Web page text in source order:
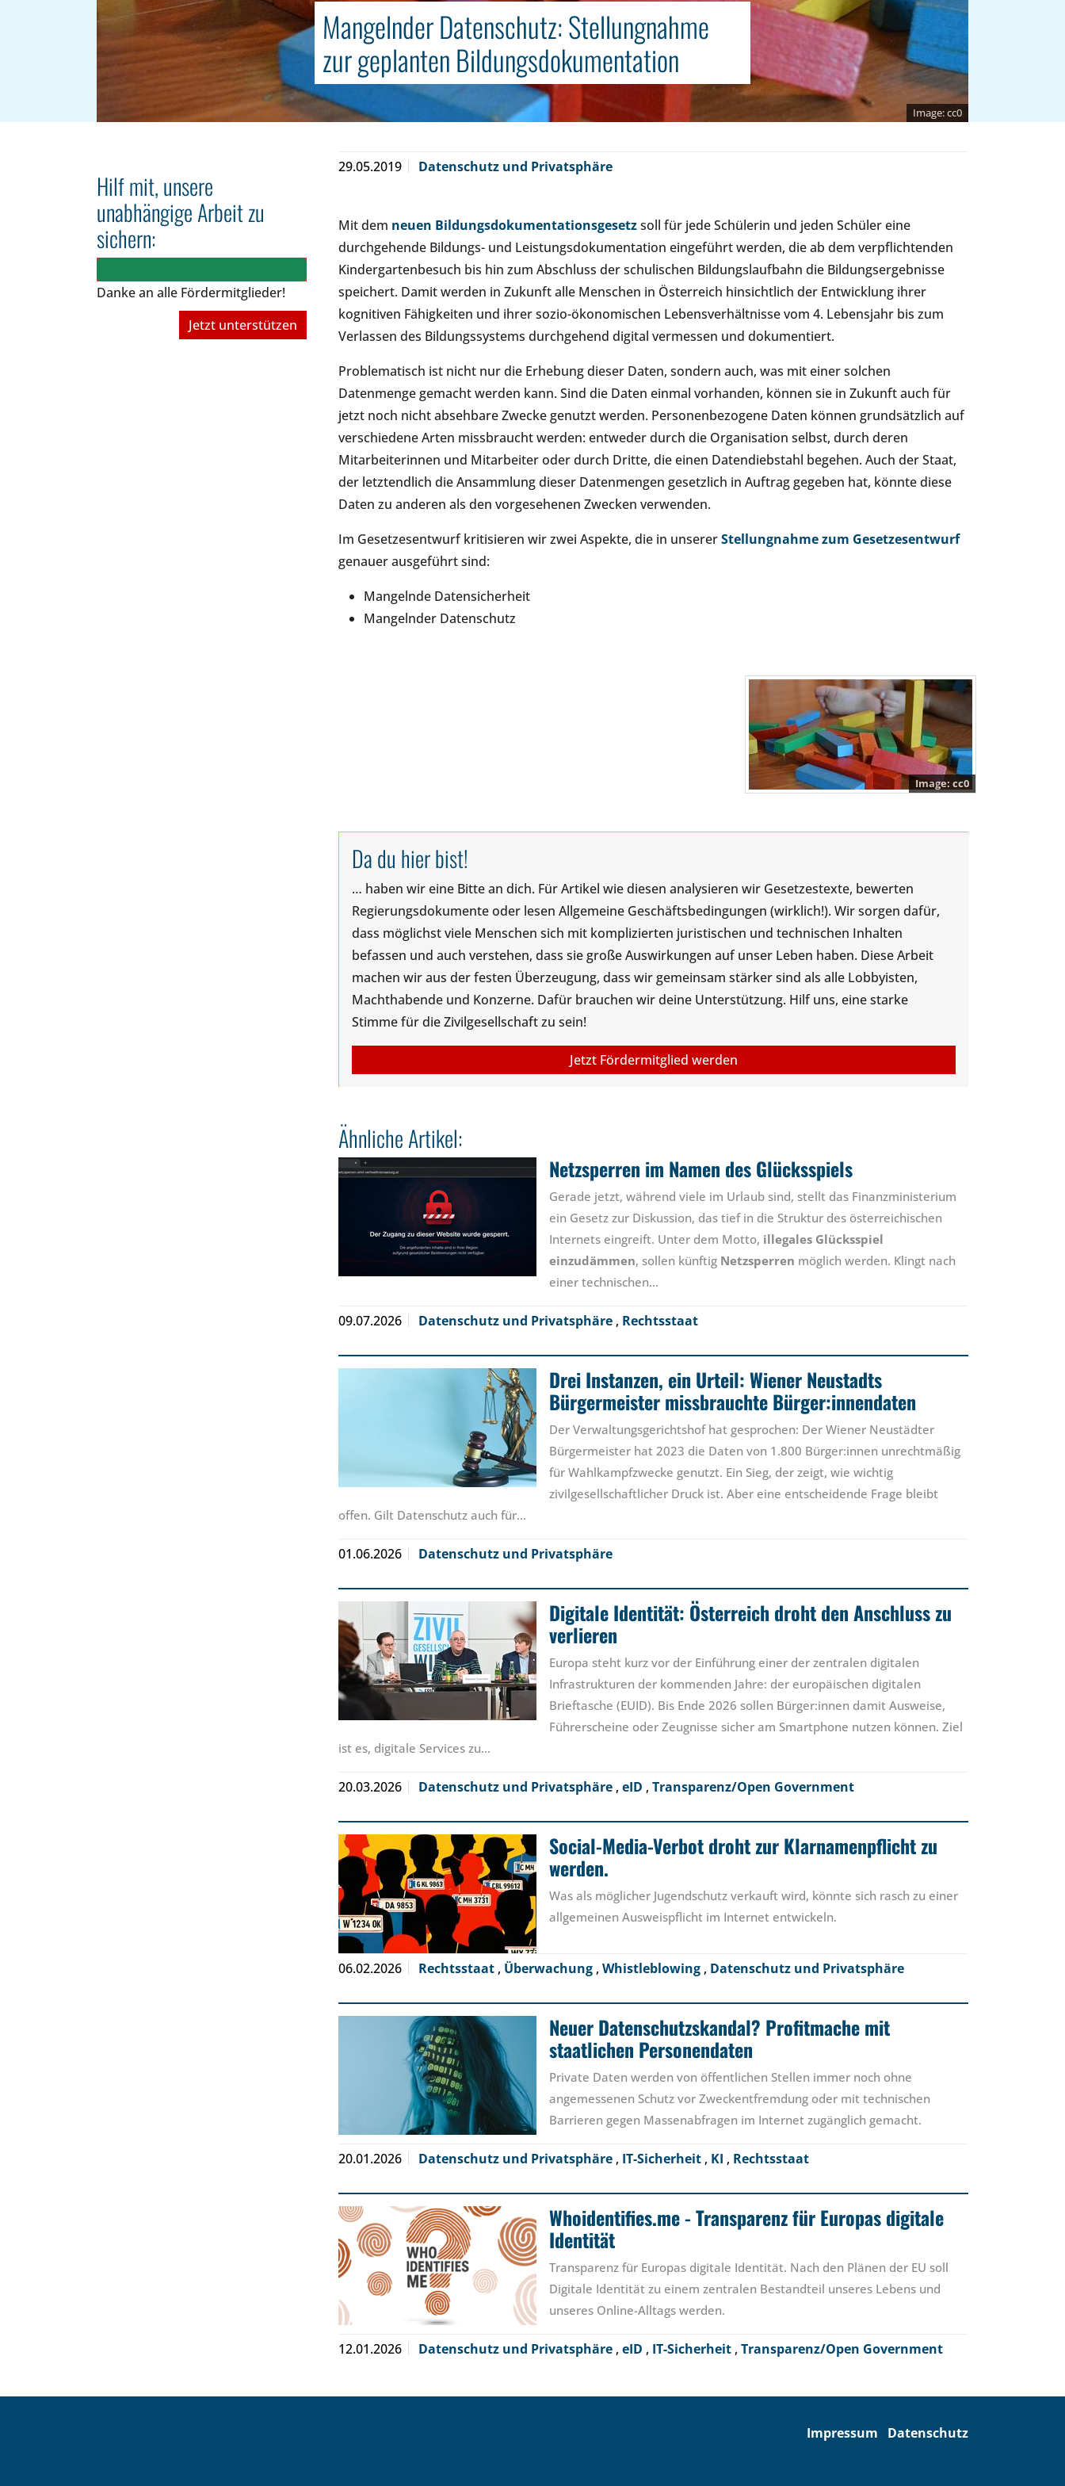
cc0
Mangelnder Datenschutz: Stellungnahme
zur geplanten Bildungsdokumentation
Hilf mit, unsere
unabhängige Arbeit zu
sichern:
Danke an alle Fördermitglieder!
Jetzt unterstützen
29.05.2019 Datenschutz und Privatsphäre
Mit dem neuen Bildungsdokumentationsgesetzsoll für jede Schülerin und jeden Schüler eine
durchgehende Bildungs- und Leistungsdokumentation eingeführt werden, die ab dem verpflichtenden
Kindergartenbesuch bis hin zum Abschluss der schulischen Bildungslaufbahn die Bildungsergebnisse
speichert. Damit werden in Zukunft alle Menschen in Österreich hinsichtlich der Entwicklung ihrer
kognitiven Fähigkeiten und ihrer sozio-ökonomischen Lebensverhältnisse vom 4. Lebensjahr bis zum
Verlassen des Bildungssystems durchgehend digital vermessen und dokumentiert.
Problematisch ist nicht nur die Erhebung dieser Daten, sondern auch, was mit einer solchen
Datenmenge gemacht werden kann. Sind die Daten einmal vorhanden, können sie in Zukunft auch für
jetzt noch nicht absehbare Zwecke genutzt werden. Personenbezogene Daten können grundsätzlich auf
verschiedene Arten missbraucht werden: entweder durch die Organisation selbst, durch deren
Mitarbeiterinnen und Mitarbeiter oder durch Dritte, die einen Datendiebstahl begehen. Auch der Staat,
der letztendlich die Ansammlung dieser Datenmengen gesetzlich in Auftrag gegeben hat, könnte diese
Daten zu anderen als den vorgesehenen Zwecken verwenden.
Im Gesetzesentwurf kritisieren wir zwei Aspekte, die in unsererStellungnahme zum Gesetzesentwurf
genauer ausgeführt sind:
Mangelnde Datensicherheit
Mangelnder Datenschutz
cc0
Da du hier bist!
… haben wir eine Bitte an dich. Für Artikel wie diesen analysieren wir Gesetzestexte, bewerten
Regierungsdokumente oder lesen Allgemeine Geschäftsbedingungen (wirklich!). Wir sorgen dafür,
dass möglichst viele Menschen sich mit komplizierten juristischen und technischen Inhalten
befassen und auch verstehen, dass sie große Auswirkungen auf unser Leben haben. Diese Arbeit
machen wir aus der festen Überzeugung, dass wir gemeinsam stärker sind als alle Lobbyisten,
Machthabende und Konzerne. Dafür brauchen wir deine Unterstützung. Hilf uns, eine starke
Stimme für die Zivilgesellschaft zu sein!
Jetzt Fördermitglied werden
Ähnliche Artikel:
Netzsperren im Namen des Glücksspiels
Gerade jetzt, während viele im Urlaub sind, stellt das Finanzministerium
ein Gesetz zur Diskussion, das tief in die Struktur des österreichischen
Internets eingreift. Unter dem Motto, illegales Glücksspiel
einzudämmen, sollen künftig Netzsperren möglich werden. Klingt nach
einer technischen…
09.07.2026 Datenschutz und Privatsphäre , Rechtsstaat
Drei Instanzen, ein Urteil: Wiener Neustadts
Bürgermeister missbrauchte Bürger:innendaten
Der Verwaltungsgerichtshof hat gesprochen: Der Wiener Neustädter
Bürgermeister hat 2023 die Daten von 1.800 Bürger:innen unrechtmäßig
für Wahlkampfzwecke genutzt. Ein Sieg, der zeigt, wie wichtig
zivilgesellschaftlicher Druck ist. Aber eine entscheidende Frage bleibt
offen. Gilt Datenschutz auch für…
01.06.2026 Datenschutz und Privatsphäre
Digitale Identität: Österreich droht den Anschluss zu
verlieren
Europa steht kurz vor der Einführung einer der zentralen digitalen
Infrastrukturen der kommenden Jahre: der europäischen digitalen
Brieftasche (EUID). Bis Ende 2026 sollen Bürger:innen damit Ausweise,
Führerscheine oder Zeugnisse sicher am Smartphone nutzen können. Ziel
ist es, digitale Services zu…
20.03.2026 Datenschutz und Privatsphäre , eID , Transparenz/Open Government
Social-Media-Verbot droht zur Klarnamenpflicht zu
werden.
Was als möglicher Jugendschutz verkauft wird, könnte sich rasch zu einer
allgemeinen Ausweispflicht im Internet entwickeln.
06.02.2026 Rechtsstaat , Überwachung , Whistleblowing , Datenschutz und Privatsphäre
Neuer Datenschutzskandal? Profitmache mit
staatlichen Personendaten
Private Daten werden von öffentlichen Stellen immer noch ohne
angemessenen Schutz vor Zweckentfremdung oder mit technischen
Barrieren gegen Massenabfragen im Internet zugänglich gemacht.
20.01.2026 Datenschutz und Privatsphäre , IT-Sicherheit , KI , Rechtsstaat
Whoidentifies.me - Transparenz für Europas digitale
Identität
Transparenz für Europas digitale Identität. Nach den Plänen der EU soll
Digitale Identität zu einem zentralen Bestandteil unseres Lebens und
unseres Online-Alltags werden.
12.01.2026 Datenschutz und Privatsphäre , eID , IT-Sicherheit , Transparenz/Open Government
Impressum Datenschutz